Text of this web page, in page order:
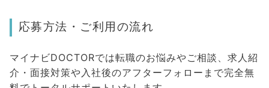
応募方法・ご利用の流れ
マイナビDOCTORでは転職のお悩みやご相談、求人紹
介・面接対策や入社後のアフターフォローまで完全無